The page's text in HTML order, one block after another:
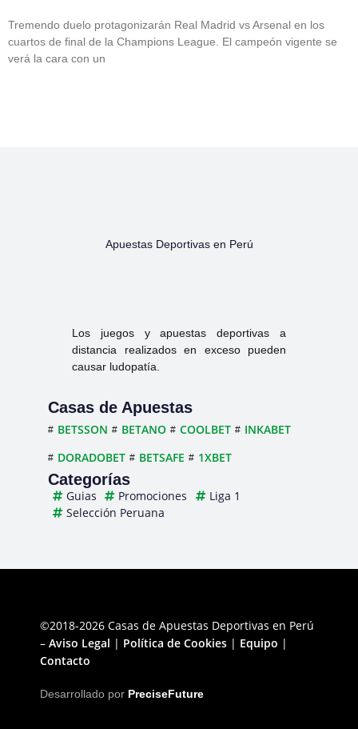
Tremendo duelo protagonizarán Real Madrid vs Arsenal en los
cuartos de final de la Champions League. El campeón vigente se
verá la cara con un
Apuestas Deportivas en Perú
Los juegos y apuestas deportivas a
distancia realizados en exceso pueden
causar ludopatía.
Casas de Apuestas
BETSSON BETANO COOLBET
INKABET
DORADOBET
BETSAFE 1XBET
Categorías
Guias Promociones
Liga 1
Selección Peruana
©2018-2026 Casas de Apuestas Deportivas en Perú
– Aviso Legal | Política de Cookies | Equipo |
Contacto
Desarrollado por PreciseFuture